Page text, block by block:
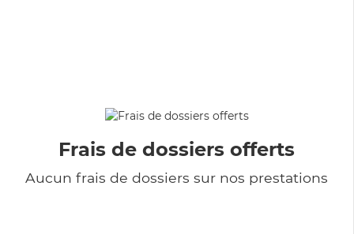
Frais de dossiers offerts
Aucun frais de dossiers sur nos prestations